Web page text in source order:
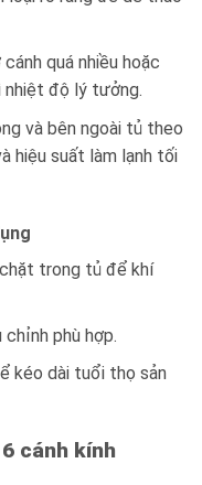
cánh quá nhiều hoặc
nhiệt độ lý tưởng.
và bên ngoài tủ theo
hiệu suất làm lạnh tối
trong tủ để khí
phù hợp.
kéo dài tuổi thọ sản
cánh kính